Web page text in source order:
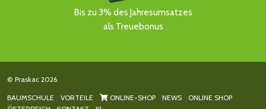
Bis zu 3% des Jahresumsatzes
als Treuebonus
© Praskac 2026
BAUMSCHULE VORTEILE ONLINE-SHOP NEWS
ONLINE SHOP